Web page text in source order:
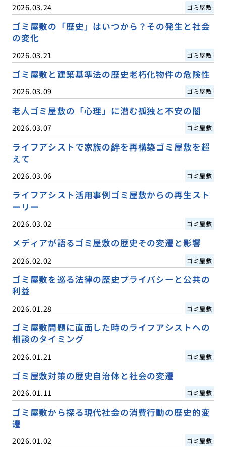
2026.03.24 ゴミ屋敷
ゴミ屋敷の「歴史」はいつから？その発生と社会
の変化
2026.03.21 ゴミ屋敷
ゴミ屋敷と建築基準法の歴史老朽化物件の危険性
2026.03.09 ゴミ屋敷
老人ゴミ屋敷の「心理」に潜む孤独と不安の闇
2026.03.07 ゴミ屋敷
ライフアシストで家族の絆を再構築ゴミ屋敷を超
えて
2026.03.06 ゴミ屋敷
ライフアシスト活用事例ゴミ屋敷からの再生スト
ーリー
2026.03.02 ゴミ屋敷
メディアが語るゴミ屋敷の歴史その変遷と影響
2026.02.02 ゴミ屋敷
ゴミ屋敷を巡る法律の歴史プライバシーと公共の
利益
2026.01.28 ゴミ屋敷
ゴミ屋敷問題に直面した時のライフアシストへの
相談のタイミング
2026.01.21 ゴミ屋敷
ゴミ屋敷対策の歴史自治体と社会の変遷
2026.01.11 ゴミ屋敷
ゴミ屋敷から探る現代社会の消費行動の歴史的変
遷
2026.01.02 ゴミ屋敷